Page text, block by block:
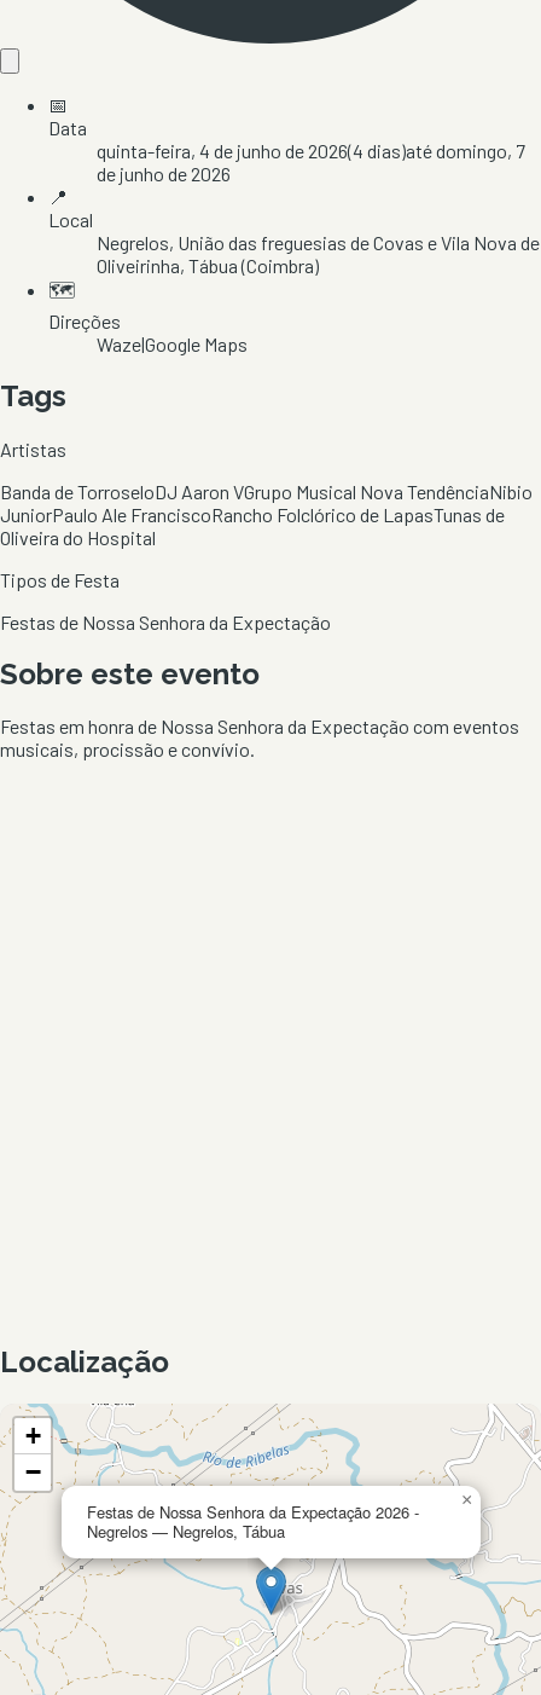
📅
Data
quinta-feira, 4 de junho de 2026(4 dias)atédomingo, 7
de junho de 2026
📍
Local
Negrelos, União das freguesias de Covas e Vila Nova de
Oliveirinha, Tábua(Coimbra)
🗺️
Direções
Waze|Google Maps
Tags
Artistas
Banda de TorroseloDJ Aaron VGrupo Musical Nova TendênciaNibio
JuniorPaulo Ale FranciscoRancho Folclórico de LapasTunas de
Oliveira do Hospital
Tipos de Festa
Festas de Nossa Senhora da Expectação
Sobre este evento
Festas em honra de Nossa Senhora da Expectação com eventos
musicais, procissão e convívio.
Localização
Festas de Nossa Senhora da Expectação 2026 -
Negrelos — Negrelos, Tábua
×
+
−